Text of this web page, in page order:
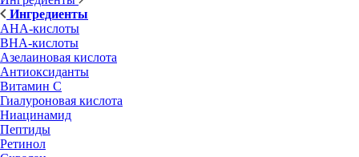
Ингредиенты
AHA-кислоты
BHA-кислоты
Азелаиновая кислота
Антиоксиданты
Витамин С
Гиалуроновая кислота
Ниацинамид
Пептиды
Ретинол